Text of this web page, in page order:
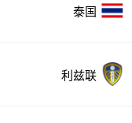
泰国
利兹联